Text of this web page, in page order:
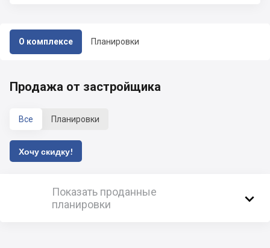
О комплексе Планировки
Продажа от застройщика
Все Планировки
Хочу скидку!
Показать проданные
планировки
